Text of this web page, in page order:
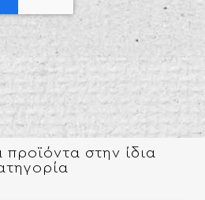
προϊόντα στην ίδια